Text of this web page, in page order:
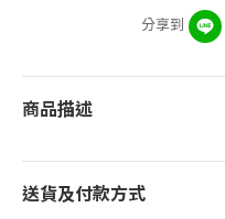
分享到
商品描述
送貨及付款方式